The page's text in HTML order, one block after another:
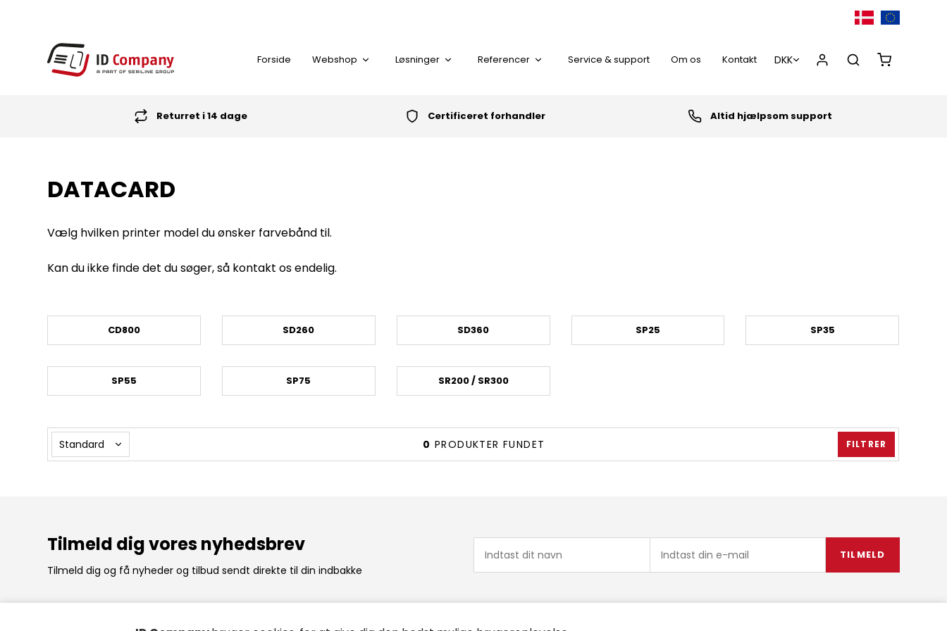
Forside Webshop
ID-KORT PRINTER
NØGLEBRIKKER (RFID TAGS)
Løsninger Referencer Service & support Om os Kontakt
Returret i 14 dage Certificeret forhandler Altid hjælpsom support
DATACARD
Vælg hvilken printer model du ønsker farvebånd til.
Kan du ikke finde det du søger, så kontakt os endelig.
CD800 SD260 SD360 SP25 SP35
SP55 SP75 SR200 / SR300
0 PRODUKTER FUNDET FILTRER
Tilmeld dig vores nyhedsbrev
Tilmeld dig og få nyheder og tilbud sendt direkte til din indbakke
TILMELD